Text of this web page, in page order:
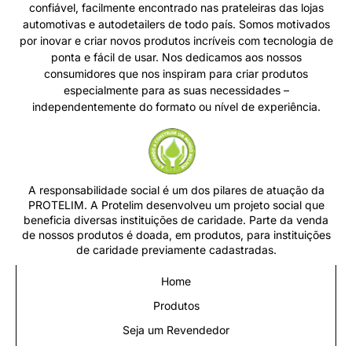
confiável, facilmente encontrado nas prateleiras das lojas
automotivas e autodetailers de todo país. Somos motivados
por inovar e criar novos produtos incríveis com tecnologia de
ponta e fácil de usar. Nos dedicamos aos nossos
consumidores que nos inspiram para criar produtos
especialmente para as suas necessidades –
independentemente do formato ou nível de experiência.
A responsabilidade social é um dos pilares de atuação da
PROTELIM. A Protelim desenvolveu um projeto social que
beneficia diversas instituições de caridade. Parte da venda
de nossos produtos é doada, em produtos, para instituições
de caridade previamente cadastradas.
Home
Produtos
Seja um Revendedor